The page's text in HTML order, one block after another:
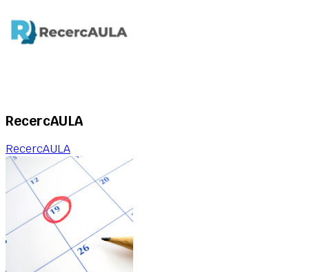
RecercAULA
RecercAULA